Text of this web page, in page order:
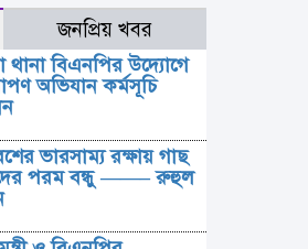
জনপ্রিয় খবর
থানা বিএনপির উদ্যোগে
অভিযান কর্মসূচি
ভারসাম্য রক্ষায় গাছ
পরম বন্ধু ——– রুহুল